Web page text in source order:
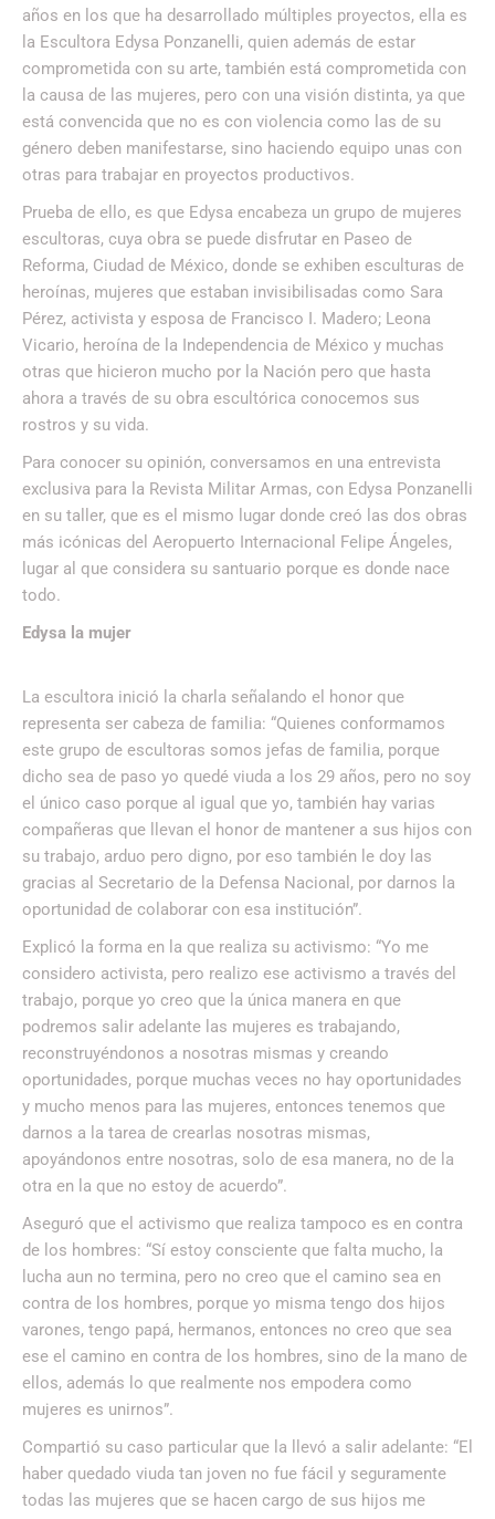
años en los que ha desarrollado múltiples proyectos, ella es
la Escultora Edysa Ponzanelli, quien además de estar
comprometida con su arte, también está comprometida con
la causa de las mujeres, pero con una visión distinta, ya que
está convencida que no es con violencia como las de su
género deben manifestarse, sino haciendo equipo unas con
otras para trabajar en proyectos productivos.
Prueba de ello, es que Edysa encabeza un grupo de mujeres
escultoras, cuya obra se puede disfrutar en Paseo de
Reforma, Ciudad de México, donde se exhiben esculturas de
heroínas, mujeres que estaban invisibilisadas como Sara
Pérez, activista y esposa de Francisco I. Madero; Leona
Vicario, heroína de la Independencia de México y muchas
otras que hicieron mucho por la Nación pero que hasta
ahora a través de su obra escultórica conocemos sus
rostros y su vida.
Para conocer su opinión, conversamos en una entrevista
exclusiva para la Revista Militar Armas, con Edysa Ponzanelli
en su taller, que es el mismo lugar donde creó las dos obras
más icónicas del Aeropuerto Internacional Felipe Ángeles,
lugar al que considera su santuario porque es donde nace
todo.
Edysa la mujer
La escultora inició la charla señalando el honor que
representa ser cabeza de familia: “Quienes conformamos
este grupo de escultoras somos jefas de familia, porque
dicho sea de paso yo quedé viuda a los 29 años, pero no soy
el único caso porque al igual que yo, también hay varias
compañeras que llevan el honor de mantener a sus hijos con
su trabajo, arduo pero digno, por eso también le doy las
gracias al Secretario de la Defensa Nacional, por darnos la
oportunidad de colaborar con esa institución”.
Explicó la forma en la que realiza su activismo: “Yo me
considero activista, pero realizo ese activismo a través del
trabajo, porque yo creo que la única manera en que
podremos salir adelante las mujeres es trabajando,
reconstruyéndonos a nosotras mismas y creando
oportunidades, porque muchas veces no hay oportunidades
y mucho menos para las mujeres, entonces tenemos que
darnos a la tarea de crearlas nosotras mismas,
apoyándonos entre nosotras, solo de esa manera, no de la
otra en la que no estoy de acuerdo”.
Aseguró que el activismo que realiza tampoco es en contra
de los hombres: “Sí estoy consciente que falta mucho, la
lucha aun no termina, pero no creo que el camino sea en
contra de los hombres, porque yo misma tengo dos hijos
varones, tengo papá, hermanos, entonces no creo que sea
ese el camino en contra de los hombres, sino de la mano de
ellos, además lo que realmente nos empodera como
mujeres es unirnos”.
Compartió su caso particular que la llevó a salir adelante: “El
haber quedado viuda tan joven no fue fácil y seguramente
todas las mujeres que se hacen cargo de sus hijos me